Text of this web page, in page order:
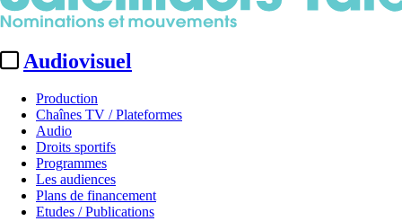
Audiovisuel
Production
Chaînes TV / Plateformes
Audio
Droits sportifs
Programmes
Les audiences
Plans de financement
Etudes / Publications